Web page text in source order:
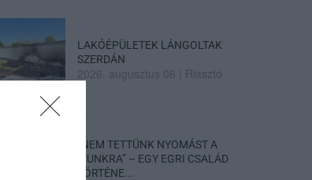
LAKÓÉPÜLETEK LÁNGOLTAK
SZERDÁN
2026. augusztus 06 Riasztó
„NEM TETTÜNK NYOMÁST A
FIUNKRA” – EGY EGRI CSALÁD
TÖRTÉNE...